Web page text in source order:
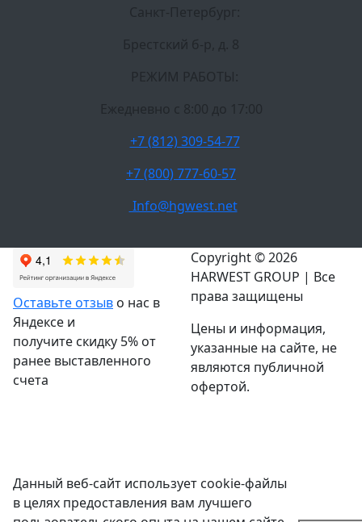
Санкт-Петербург:
Брестский б-р, д. 8
РЕЖИМ РАБОТЫ:
Ежедневно c 8:00 до 17:00
+7 (812) 309-54-77
+7 (800) 777-60-57
Info@hgwest.net
Оставьте отзыв о нас в
Яндексе и
получите скидку 5% от
ранее выставленного
счета
Copyright © 2026
HARWEST GROUP | Все
права защищены
Цены и информация,
указанные на сайте, не
являются публичной
офертой.
Данный веб-сайт использует cookie-файлы
в целях предоставления вам лучшего